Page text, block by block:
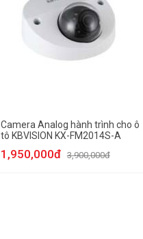
Camera Analog hành trình cho ô
tô KBVISION KX-FM2014S-A
1,950,000đ 3,900,000đ